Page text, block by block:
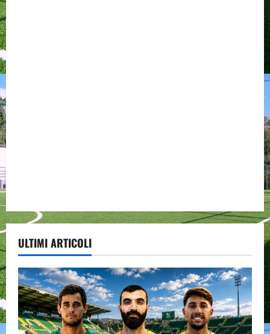
ULTIMI ARTICOLI